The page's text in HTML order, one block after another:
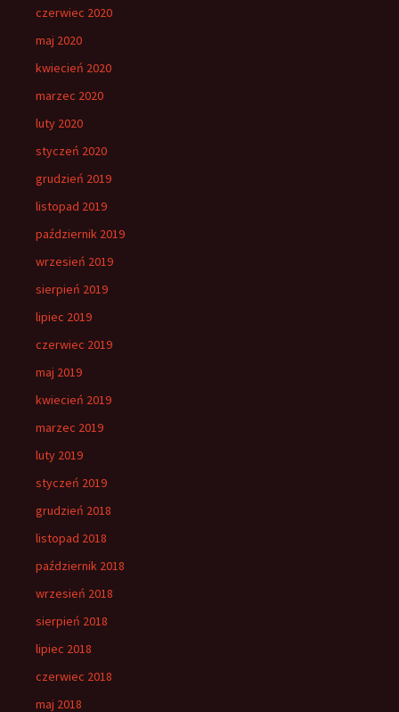
czerwiec 2020
maj 2020
kwiecień 2020
marzec 2020
luty 2020
styczeń 2020
grudzień 2019
listopad 2019
październik 2019
wrzesień 2019
sierpień 2019
lipiec 2019
czerwiec 2019
maj 2019
kwiecień 2019
marzec 2019
luty 2019
styczeń 2019
grudzień 2018
listopad 2018
październik 2018
wrzesień 2018
sierpień 2018
lipiec 2018
czerwiec 2018
maj 2018